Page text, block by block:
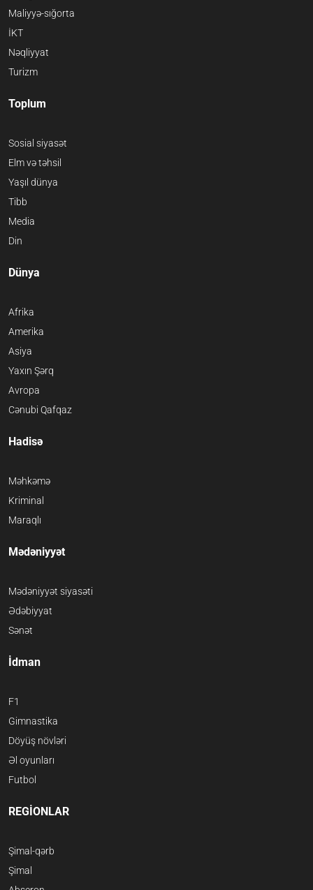
Maliyyə-sığorta
İKT
Nəqliyyat
Turizm
Toplum
Sosial siyasət
Elm və təhsil
Yaşıl dünya
Tibb
Media
Din
Dünya
Afrika
Amerika
Asiya
Yaxın Şərq
Avropa
Cənubi Qafqaz
Hadisə
Məhkəmə
Kriminal
Maraqlı
Mədəniyyət
Mədəniyyət siyasəti
Ədəbiyyat
Sənət
İdman
F1
Gimnastika
Döyüş növləri
Əl oyunları
Futbol
REGİONLAR
Şimal-qərb
Şimal